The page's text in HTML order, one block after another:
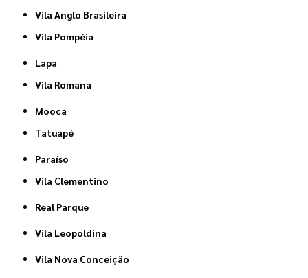
Vila Anglo Brasileira
Vila Pompéia
Lapa
Vila Romana
Mooca
Tatuapé
Paraíso
Vila Clementino
Real Parque
Vila Leopoldina
Vila Nova Conceição